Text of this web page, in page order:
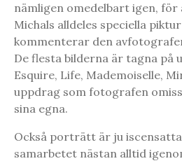
nämligen omedelbart igen,
Michals alldeles speciella
kommenterar den
De flesta bilderna är tagna på
Esquire, Life, Mademoiselle,
uppdrag som fotografen
sina egna.
Också porträtt är ju
samarbetet nästan alltid